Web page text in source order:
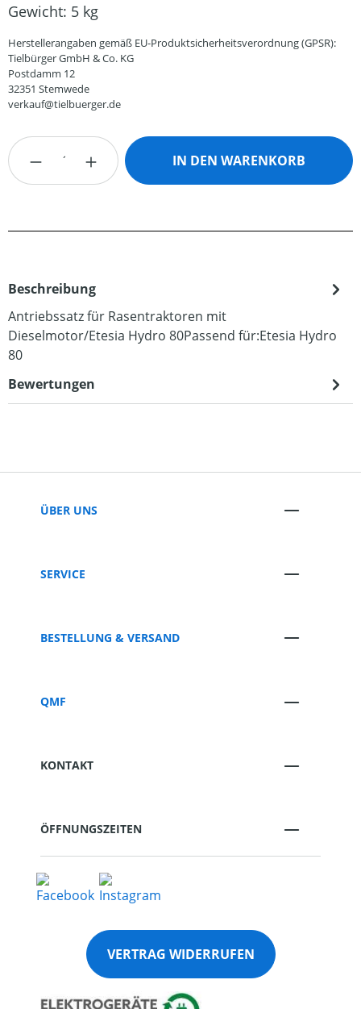
Gewicht: 5 kg
Herstellerangaben gemäß EU-Produktsicherheitsverordnung (GPSR):
Tielbürger GmbH & Co. KG
Postdamm 12
32351 Stemwede
verkauf@tielbuerger.de
Produkt Anzahl: Gib den gewünschten
IN DEN WARENKORB
Beschreibung
Antriebssatz für Rasentraktoren mit
Dieselmotor/Etesia Hydro 80Passend für:Etesia Hydro
80
Bewertungen
ÜBER UNS
SERVICE
BESTELLUNG & VERSAND
QMF
KONTAKT
ÖFFNUNGSZEITEN
VERTRAG WIDERRUFEN